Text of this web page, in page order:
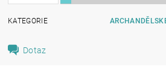
KATEGORIE
Dotaz